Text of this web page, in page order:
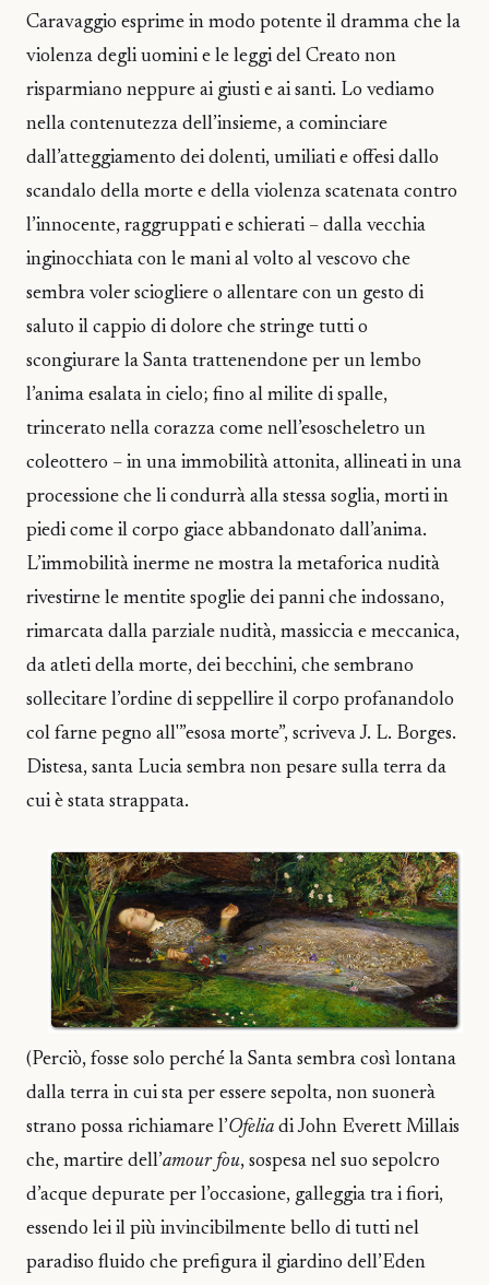
Caravaggio esprime in modo potente il dramma che la
violenza degli uomini e le leggi del Creato non
risparmiano neppure ai giusti e ai santi. Lo vediamo
nella contenutezza dell’insieme, a cominciare
dall’atteggiamento dei dolenti, umiliati e offesi dallo
scandalo della morte e della violenza scatenata contro
l’innocente, raggruppati e schierati – dalla vecchia
inginocchiata con le mani al volto al vescovo che
sembra voler sciogliere o allentare con un gesto di
saluto il cappio di dolore che stringe tutti o
scongiurare la Santa trattenendone per un lembo
l’anima esalata in cielo; fino al milite di spalle,
trincerato nella corazza come nell’esoscheletro un
coleottero – in una immobilità attonita, allineati in una
processione che li condurrà alla stessa soglia, morti in
piedi come il corpo giace abbandonato dall’anima.
L’immobilità inerme ne mostra la metaforica nudità
rivestirne le mentite spoglie dei panni che indossano,
rimarcata dalla parziale nudità, massiccia e meccanica,
da atleti della morte, dei becchini, che sembrano
sollecitare l’ordine di seppellire il corpo profanandolo
col farne pegno all'”esosa morte”, scriveva J. L. Borges.
Distesa, santa Lucia sembra non pesare sulla terra da
cui è stata strappata.
(Perciò, fosse solo perché la Santa sembra così lontana
dalla terra in cui sta per essere sepolta, non suonerà
strano possa richiamare l’Ofelia di John Everett Millais
che, martire dell’amour fou, sospesa nel suo sepolcro
d’acque depurate per l’occasione, galleggia tra i fiori,
essendo lei il più invincibilmente bello di tutti nel
paradiso fluido che prefigura il giardino dell’Eden